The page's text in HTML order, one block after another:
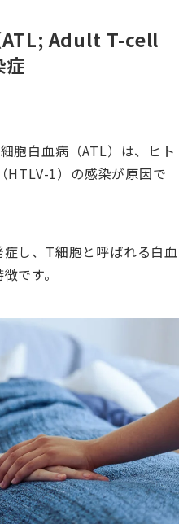
ATL; Adult T-cell
胞白血病（ATL）は、ヒト
HTLV-1）の感染が原因で
し、T細胞と呼ばれる白血
です。